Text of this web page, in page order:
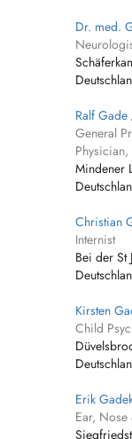
Dr. med.
Ralf Gade
General
Mindener
Christian
Internist
Bei der St
Kirsten
Child
Erik
Ear,